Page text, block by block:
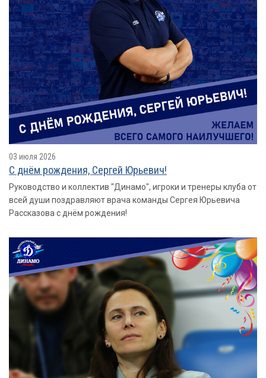
03 июля 2026
С днём рождения, Сергей Юрьевич!
Руководство и коллектив "Динамо", игроки и тренеры клуба от
всей души поздравляют врача команды Сергея Юрьевича
Рассказова с днём рождения!